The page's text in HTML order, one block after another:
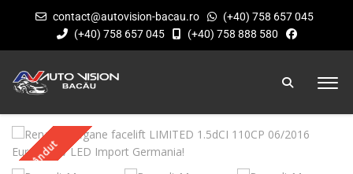
contact@autovision-bacau.ro
(+40) 758 657 045
(+40) 758 657 045
(+40) 758 888 580
Vândut